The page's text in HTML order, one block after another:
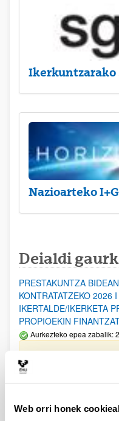
Web orri honek
Ikerkuntzarako
Nazioarteko
Deialdi
PRESTAKUNTZA
KONTRATATZEKO 2026
IKERTALDE/IKERKETA
PROPIOEKIN
Aurkezteko epea zabalik:
ESKAERAK
UPV/EHUn Azpiegitura
Izapide irekia